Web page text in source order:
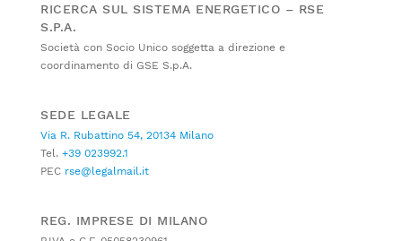
RICERCA SUL SISTEMA ENERGETICO – RSE
S.P.A.
Società con Socio Unico soggetta a direzione e
coordinamento di GSE S.p.A.
SEDE LEGALE
Via R. Rubattino 54, 20134 Milano
Tel. +39 023992.1
PEC rse@legalmail.it
REG. IMPRESE DI MILANO